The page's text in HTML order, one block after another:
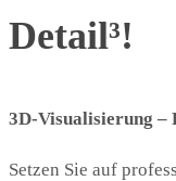
Detail³!
3D-Visualisierung –
Setzen Sie auf